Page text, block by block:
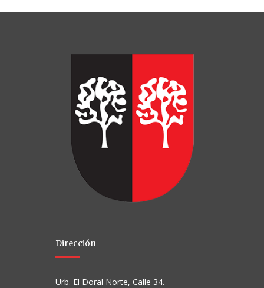
Dirección
Urb. El Doral Norte, Calle 34.